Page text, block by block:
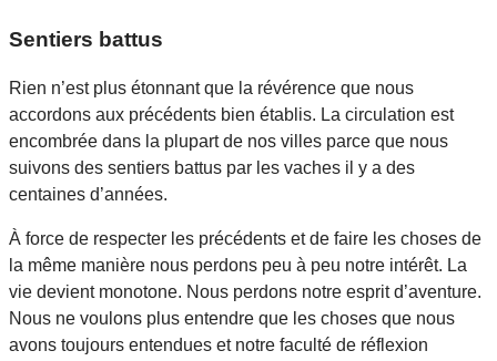
Sentiers battus
Rien n’est plus étonnant que la révérence que nous
accordons aux précédents bien établis. La circulation est
encombrée dans la plupart de nos villes parce que nous
suivons des sentiers battus par les vaches il y a des
centaines d’années.
À force de respecter les précédents et de faire les choses de
la même manière nous perdons peu à peu notre intérêt. La
vie devient monotone. Nous perdons notre esprit d’aventure.
Nous ne voulons plus entendre que les choses que nous
avons toujours entendues et notre faculté de réflexion